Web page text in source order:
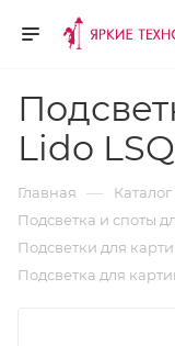
Lido
Главная — Каталог
Подсветка и споты
Подсветки для
Подсветка для